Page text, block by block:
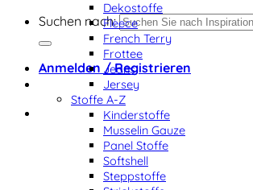
Suchen nach:
Anmelden / Registrieren
Dekostoffe
Fleece
French Terry
Frottee
Jeans
Jersey
Stoffe A-Z
Kinderstoffe
Musselin Gauze
Panel Stoffe
Softshell
Steppstoffe